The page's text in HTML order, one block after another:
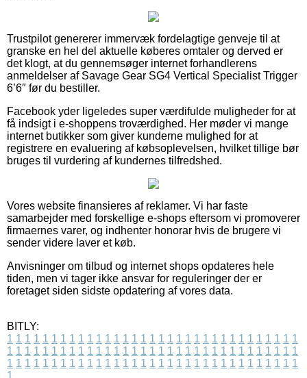
Trustpilot genererer immervæk fordelagtige genveje til at
granske en hel del aktuelle køberes omtaler og derved er
det klogt, at du gennemsøger internet forhandlerens
anmeldelser af Savage Gear SG4 Vertical Specialist Trigger
6’6″ før du bestiller.
Facebook yder ligeledes super værdifulde muligheder for at
få indsigt i e-shoppens troværdighed. Her møder vi mange
internet butikker som giver kunderne mulighed for at
registrere en evaluering af købsoplevelsen, hvilket tillige bør
bruges til vurdering af kundernes tilfredshed.
Vores website finansieres af reklamer. Vi har faste
samarbejder med forskellige e-shops eftersom vi promoverer
firmaernes varer, og indhenter honorar hvis de brugere vi
sender videre laver et køb.
Anvisninger om tilbud og internet shops opdateres hele
tiden, men vi tager ikke ansvar for reguleringer der er
foretaget siden sidste opdatering af vores data.
BITLY:
1 1 1 1 1 1 1 1 1 1 1 1 1 1 1 1 1 1 1 1 1 1 1 1 1 1 1 1 1 1 1 1 1
1 1 1 1 1 1 1 1 1 1 1 1 1 1 1 1 1 1 1 1 1 1 1 1 1 1 1 1 1 1 1 1 1
1 1 1 1 1 1 1 1 1 1 1 1 1 1 1 1 1 1 1 1 1 1 1 1 1 1 1 1 1 1 1 1 1
1